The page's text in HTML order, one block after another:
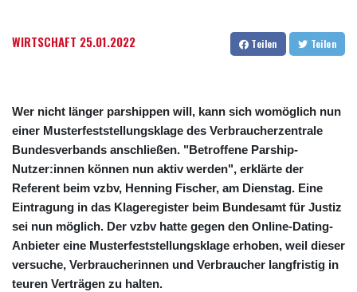
WIRTSCHAFT 25.01.2022 Teilen Teilen
Wer nicht länger parshippen will, kann sich womöglich nun
einer Musterfeststellungsklage des Verbraucherzentrale
Bundesverbands anschließen. "Betroffene Parship-
Nutzer:innen können nun aktiv werden", erklärte der
Referent beim vzbv, Henning Fischer, am Dienstag. Eine
Eintragung in das Klageregister beim Bundesamt für Justiz
sei nun möglich. Der vzbv hatte gegen den Online-Dating-
Anbieter eine Musterfeststellungsklage erhoben, weil dieser
versuche, Verbraucherinnen und Verbraucher langfristig in
teuren Verträgen zu halten.